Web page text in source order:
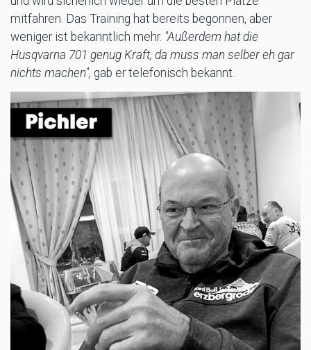
mitfahren. Das Training hat bereits begonnen, aber
weniger ist bekanntlich mehr. "Außerdem hat die
Husqvarna 701 genug Kraft, da muss man selber eh gar
nichts machen", gab er telefonisch bekannt.